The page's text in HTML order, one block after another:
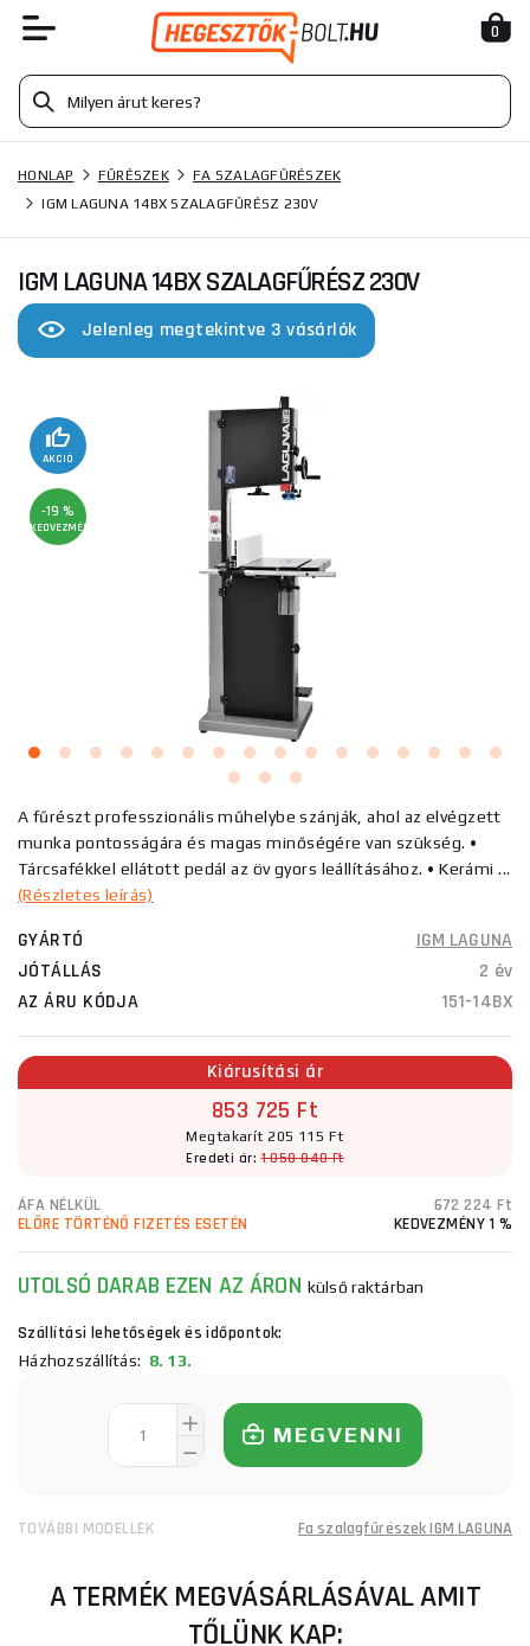
0
HONLAP FŰRÉSZEK
FA SZALAGFŰRÉSZEK
IGM LAGUNA 14BX SZALAGFŰRÉSZ 230V
IGM LAGUNA 14BX SZALAGFŰRÉSZ 230V
Jelenleg megtekintve 3 vásárlók
AKCIÓ
-19 %
KEDVEZMÉNY
A fűrészt professzionális műhelybe szánják, ahol az elvégzett
munka pontosságára és magas minőségére van szükség. •
Tárcsafékkel ellátott pedál az öv gyors leállításához. • Kerámi ...
(Részletes leírás)
GYÁRTÓ
IGM LAGUNA
JÓTÁLLÁS
2 év
AZ ÁRU KÓDJA
151-14BX
Kiárusítási ár
853 725 Ft
Megtakarít 205 115 Ft
Eredeti ár:1 058 840 Ft
ÁFA NÉLKÜL
672 224 Ft
ELŐRE TÖRTÉNŐ FIZETÉS ESETÉN
KEDVEZMÉNY 1 %
UTOLSÓ DARAB EZEN AZ ÁRON külső raktárban
Szállítási lehetőségek és időpontok:
Házhozszállítás: 8. 13.
MEGVENNI
TOVÁBBI MODELLEK Fa szalagfűrészek IGM LAGUNA
A TERMÉK MEGVÁSÁRLÁSÁVAL AMIT
TŐLÜNK KAP: